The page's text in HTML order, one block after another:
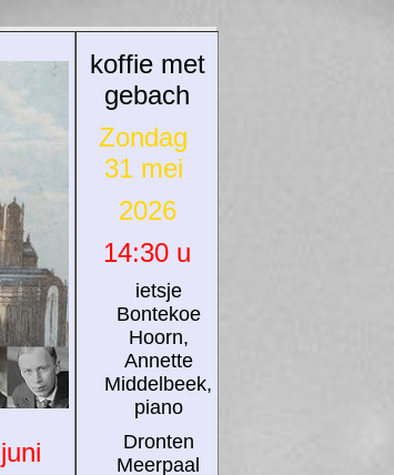
koffie met
gebach
Zondag
31 mei
2026
14:30 u
ietsje
Bontekoe
Hoorn,
Annette
Middelbeek,
piano
Dronten
Meerpaal